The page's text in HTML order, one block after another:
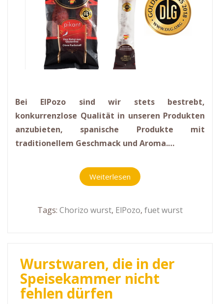
Bei ElPozo sind wir stets bestrebt,
konkurrenzlose Qualität in unseren Produkten
anzubieten, spanische Produkte mit
traditionellem Geschmack und Aroma.…
Weiterlesen
Tags: Chorizo wurst, ElPozo, fuet wurst
Wurstwaren, die in der
Speisekammer nicht
fehlen dürfen